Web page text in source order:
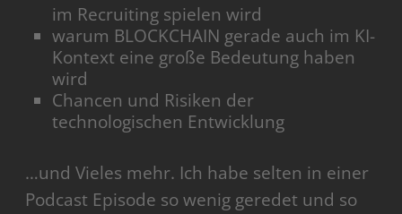
im Recruiting spielen wird
warum BLOCKCHAIN gerade auch im KI-
Kontext eine große Bedeutung haben
wird
Chancen und Risiken der
technologischen Entwicklung
…und Vieles mehr. Ich habe selten in einer
Podcast Episode so wenig geredet und so